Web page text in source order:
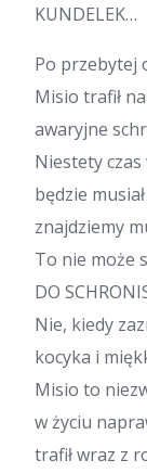
KUNDELEK…
Po przebytej
Misio trafił
awaryjne
Niestety
będzie
znajdziemy
To nie może
DO
Nie, kiedy
kocyka i
Misio to
w życiu
trafił wraz z